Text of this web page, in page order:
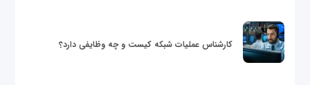
کارشناس عملیات شبکه کیست و چه وظایفی دارد؟